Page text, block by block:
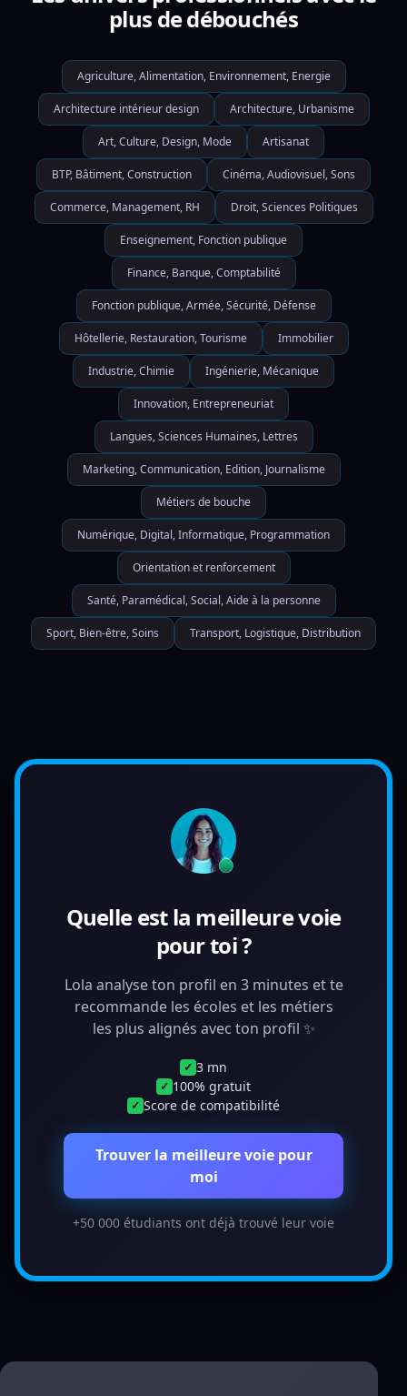
plus de débouchés
Agriculture, Alimentation, Environnement, Energie
Architecture intérieur design Architecture, Urbanisme
Art, Culture, Design, Mode Artisanat
BTP, Bâtiment, Construction Cinéma, Audiovisuel, Sons
Commerce, Management, RH Droit, Sciences Politiques
Enseignement, Fonction publique
Finance, Banque, Comptabilité
Fonction publique, Armée, Sécurité, Défense
Hôtellerie, Restauration, Tourisme Immobilier
Industrie, Chimie Ingénierie, Mécanique
Innovation, Entrepreneuriat
Langues, Sciences Humaines, Lettres
Marketing, Communication, Edition, Journalisme
Métiers de bouche
Numérique, Digital, Informatique, Programmation
Orientation et renforcement
Santé, Paramédical, Social, Aide à la personne
Sport, Bien-être, Soins Transport, Logistique, Distribution
Quelle est la meilleure voie
pour toi ?
Lola analyse ton profil en 3 minutes et te
recommande les écoles et les métiers
les plus alignés avec ton profil ✨
✓ 3 mn
✓ 100% gratuit
✓ Score de compatibilité
Trouver la meilleure voie pour
moi
+50 000 étudiants ont déjà trouvé leur voie